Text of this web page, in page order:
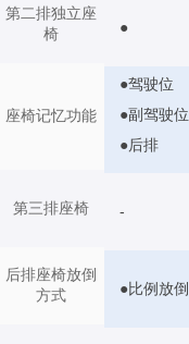
第二排独立座
椅
座椅记忆功能
第三排座椅
后排座椅放倒
方式
●
●驾驶位
●副驾驶位
●后排
-
●比例放倒